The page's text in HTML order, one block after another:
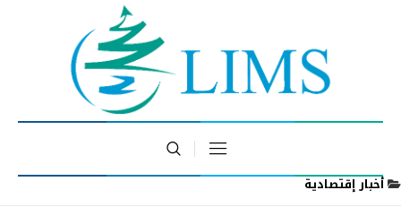
أخبار إقتصادية